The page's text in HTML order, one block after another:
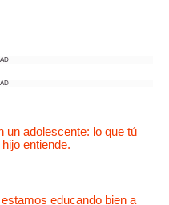
un adolescente: lo que tú
entiende.
educando bien a